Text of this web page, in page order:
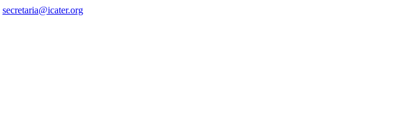
secretaria@icater.org